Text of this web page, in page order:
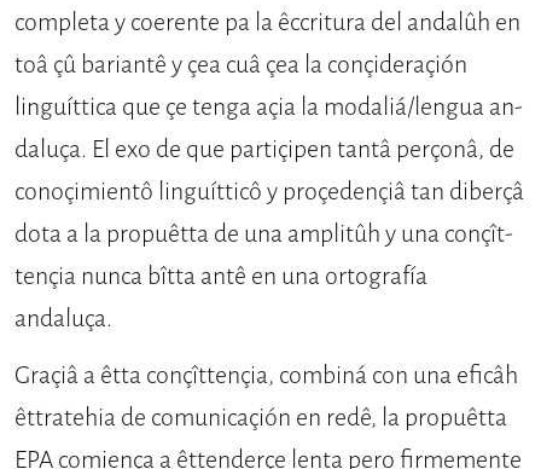
completa y coerente pa la êccritura del andalûh en
toâ çû bariantê y çea cuâ çea la conçideraçión
linguíttica que çe tenga açia la modaliá/lengua an­
daluça. El exo de que partiçipen tantâ perçonâ, de
conoçimientô linguítticô y proçedençiâ tan diberçâ
dota a la pro­puêtta de una amplitûh y una conçît­
tençia nunca bîtta antê en una ortogra­fía
andaluça.
Graçiâ a êtta conçîttençia, combiná con una eficâh
êttratehia de comunicaçión en redê, la propuê­tta
EPA comiença a êttenderçe lenta pero firmemente